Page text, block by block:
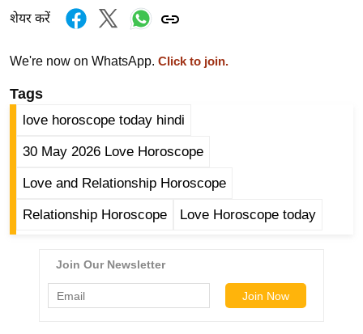
/
श
घ
रे
लू
स्खे
प
शेयर करें
We're now on WhatsApp. Click to join.
Tags
love horoscope today hindi
30 May 2026 Love Horoscope
Love and Relationship Horoscope
Relationship Horoscope Love Horoscope today